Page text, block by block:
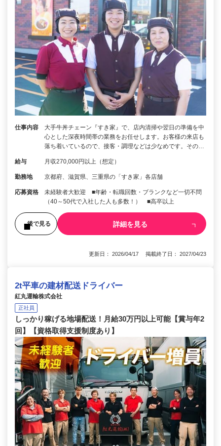
仕事内容
大手牛丼チェーン『すき家』で、店内清掃や翌日の準備を中
心とした深夜時間帯の業務をお任せします。お客様の来店も
落ち着いているので、接客・調理などは少なめです。その…
給与 月収270,000円以上（想定）
勤務地 京都府、滋賀県、三重県の「すき家」各店舗
応募資格
未経験者大歓迎 ■年齢・転職回数・ブランクなど一切不問
（40～50代で入社した人も多数！） ■高卒以上
後で見る 詳細を見る
更新日： 2026/04/17 掲載終了日： 2027/04/23
2t平車の建材配送ドライバー
紅丸運輸株式会社
正社員
しっかり稼げる地場配送！月給30万円以上可能【賞与年2
回】【資格取得支援制度あり】